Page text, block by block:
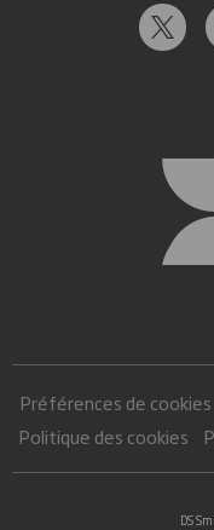
Préférences de cookies
Politique des cookies
DS